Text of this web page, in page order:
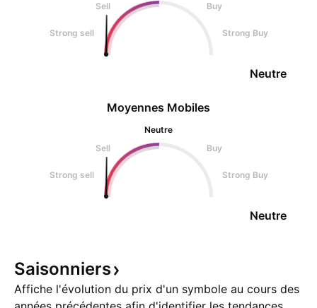
Sell
Buy
Strong sell Strong Buy
Neutre
Moyennes Mobiles
Neutre
Sell
Buy
Strong sell Strong Buy
Neutre
Saisonniers
Affiche l'évolution du prix d'un symbole au cours des